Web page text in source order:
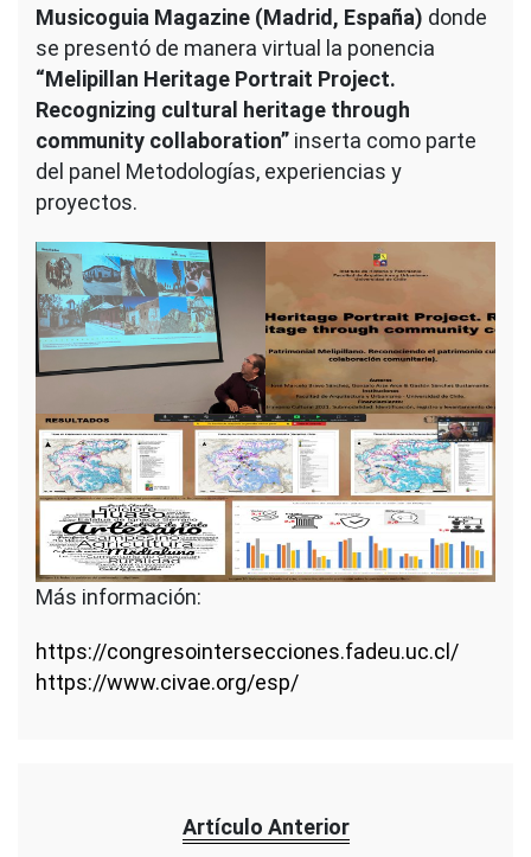
Musicoguia Magazine (Madrid, España) donde
se presentó de manera virtual la ponencia
“Melipillan Heritage Portrait Project.
Recognizing cultural heritage through
community collaboration” inserta como parte
del panel Metodologías, experiencias y
proyectos.
Más información:
https://congresointersecciones.fadeu.uc.cl/
https://www.civae.org/esp/
Artículo Anterior